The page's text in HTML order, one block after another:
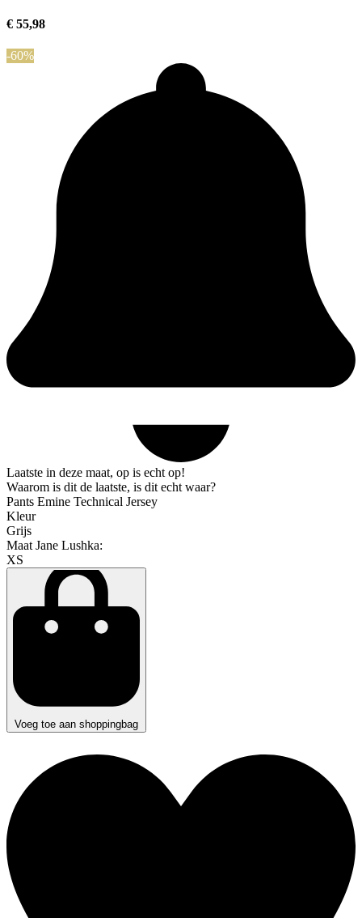
€ 55,98
-60%
Laatste in deze maat, op is echt op!
Waarom is dit de laatste, is dit echt waar?
Pants Emine Technical Jersey
Kleur
Grijs
Maat Jane Lushka:
XS
Voeg toe aan shoppingbag